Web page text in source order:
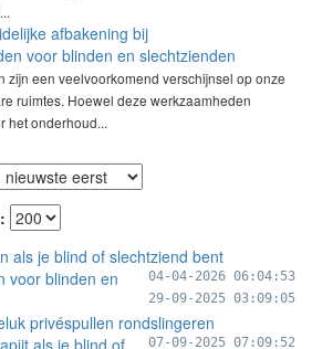
afbakening bij
voor blinden en slechtzienden
zijn een veelvoorkomend verschijnsel op onze
ruimtes. Hoewel deze werkzaamheden
het onderhoud...
als je blind of slechtziend bent
04-04-2026 06:04:53
voor blinden en
29-09-2025 03:09:05
privéspullen rondslingeren
07-09-2025 07:09:52
als je blind of